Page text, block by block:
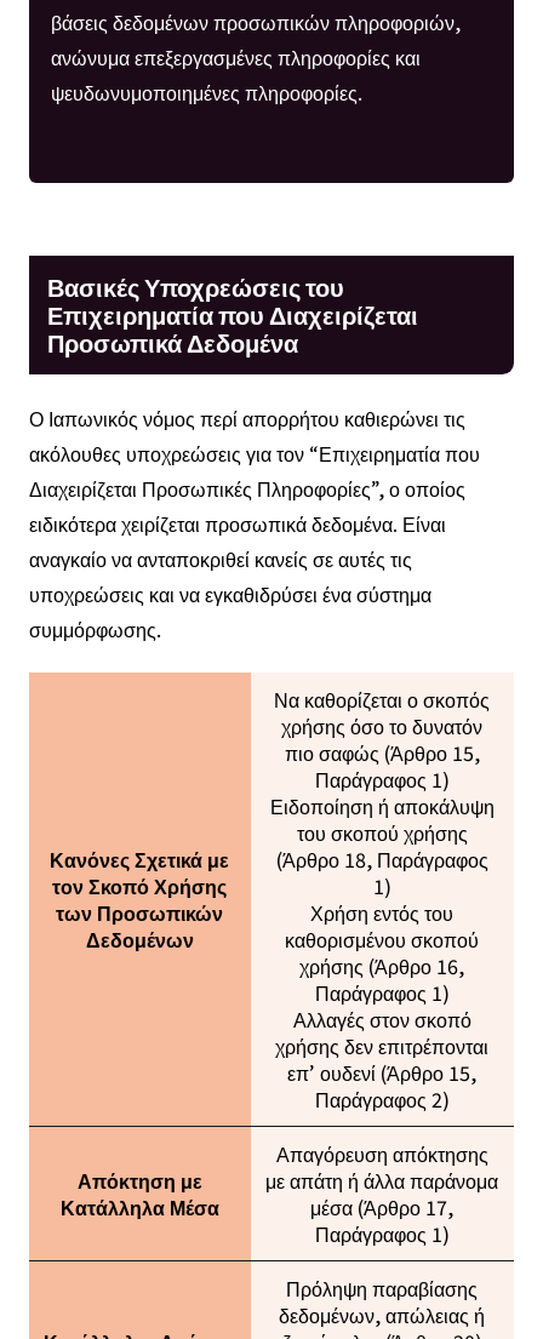
βάσεις δεδομένων προσωπικών πληροφοριών,
ανώνυμα επεξεργασμένες πληροφορίες και
ψευδωνυμοποιημένες πληροφορίες.
Βασικές Υποχρεώσεις του
Επιχειρηματία που Διαχειρίζεται
Προσωπικά Δεδομένα
Ο Ιαπωνικός νόμος περί απορρήτου καθιερώνει τις
ακόλουθες υποχρεώσεις για τον “Επιχειρηματία που
Διαχειρίζεται Προσωπικές Πληροφορίες”, ο οποίος
ειδικότερα χειρίζεται προσωπικά δεδομένα. Είναι
αναγκαίο να ανταποκριθεί κανείς σε αυτές τις
υποχρεώσεις και να εγκαθιδρύσει ένα σύστημα
συμμόρφωσης.
Κανόνες Σχετικά με
τον Σκοπό Χρήσης
των Προσωπικών
Δεδομένων
Να καθορίζεται ο σκοπός
χρήσης όσο το δυνατόν
πιο σαφώς (Άρθρο 15,
Παράγραφος 1)
Ειδοποίηση ή αποκάλυψη
του σκοπού χρήσης
(Άρθρο 18, Παράγραφος
1)
Χρήση εντός του
καθορισμένου σκοπού
χρήσης (Άρθρο 16,
Παράγραφος 1)
Αλλαγές στον σκοπό
χρήσης δεν επιτρέπονται
επ’ ουδενί (Άρθρο 15,
Παράγραφος 2)
Απόκτηση με
Κατάλληλα Μέσα
Απαγόρευση απόκτησης
με απάτη ή άλλα παράνομα
μέσα (Άρθρο 17,
Παράγραφος 1)
Πρόληψη παραβίασης
δεδομένων, απώλειας ή